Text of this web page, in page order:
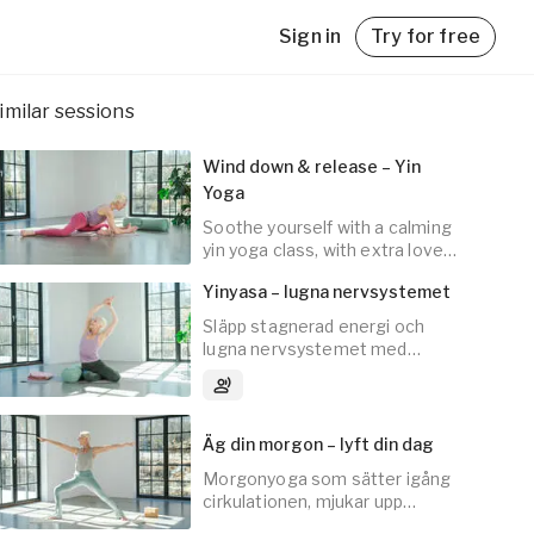
Sign in Try for free
sessions
30min
Wind down & release – Yin
Yoga
Soothe yourself with a calming
yin yoga class, with extra love
20min
Yinyasa – lugna nervsystemet
Släpp stagnerad energi och
lugna nervsystemet med
positioner.
3 Audio tracks
Äg din morgon – lyft din dag
Morgonyoga som sätter igång
cirkulationen, mjukar upp